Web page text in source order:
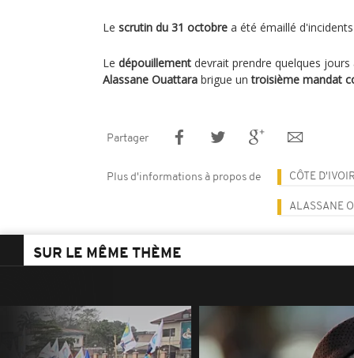
Le scrutin du 31 octobre a été émaillé
Le dépouillement devrait prendre quelques
Alassane Ouattara brigue untroisième mandat
Partager
Plus d'informations à propos de CÔTE
ALASSANE
SUR LE MÊME THÈME